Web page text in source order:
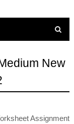
New
Assignment